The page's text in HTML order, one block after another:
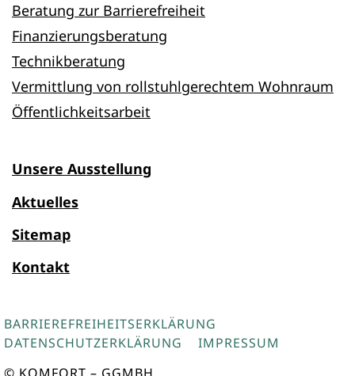
Beratung zur Barrierefreiheit
Finanzierungsberatung
Technikberatung
Vermittlung von rollstuhlgerechtem Wohnraum
Öffentlichkeitsarbeit
Unsere Ausstellung
Aktuelles
Sitemap
Kontakt
BARRIEREFREIHEITSERKLÄRUNG
DATENSCHUTZERKLÄRUNG
IMPRESSUM